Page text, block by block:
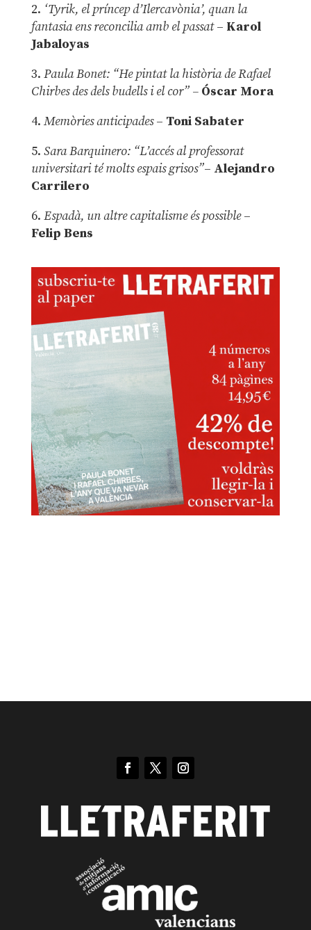
2. ‘Tyrik, el príncep d’Ilercavònia’, quan la
fantasia ens reconcilia amb el passat– Karol
Jabaloyas
3. Paula Bonet: “He pintat la història de Rafael
Chirbes des dels budells i el cor” –Óscar Mora
4. Memòries anticipades– Toni Sabater
5. Sara Barquinero: “L’accés al professorat
universitari té molts espais grisos”– Alejandro
Carrilero
6. Espadà, un altre capitalisme és possible –
Felip Bens